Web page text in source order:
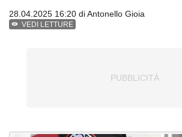
28.04.2025 16:20 diAntonello Gioia
VEDI LETTURE